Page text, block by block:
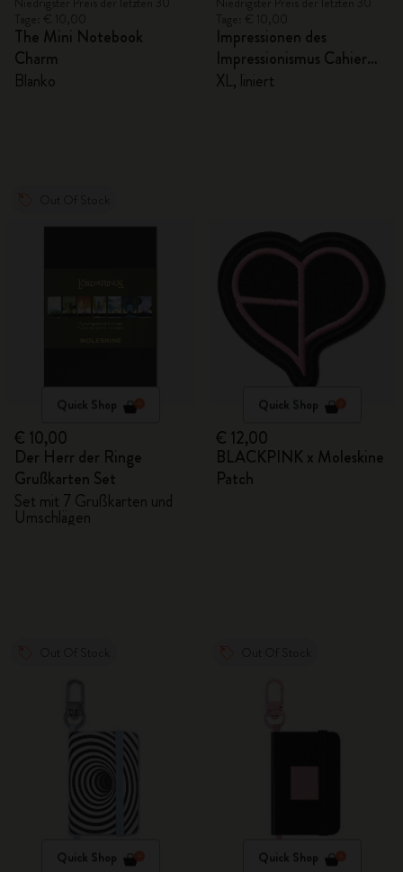
The Mini Notebook
Charm
Blanko
Impressionen des
Impressionismus Cahier
Notizheft
XL, liniert
Quick Shop
€ 10,00
Der Herr der Ringe
Grußkarten Set
Set mit 7 Grußkarten und
Umschlägen
Quick Shop
€ 12,00
BLACKPINK x Moleskine
Patch
Quick Shop Quick Shop